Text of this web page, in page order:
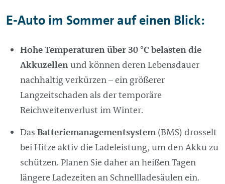
E-Auto im Sommer auf einen Blick:
Hohe Temperaturen über 30 °C belasten die
Akkuzellenund können deren Lebensdauer
nachhaltig verkürzen – ein größerer
Langzeitschaden als der temporäre
Reichweitenverlust im Winter.
Das Batteriemanagementsystem (BMS) drosselt
bei Hitze aktiv die Ladeleistung, um den Akku zu
schützen. Planen Sie daher an heißen Tagen
längere Ladezeiten an Schnellladesäulen ein.